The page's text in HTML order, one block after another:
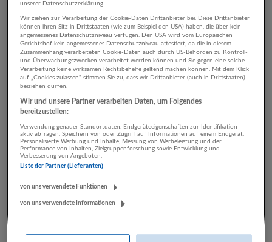
1 Pflege, Gesundheit, Soziales
Verkehr Unternehmen
LUGSTEIN CONSULTING
Bau | Beherbergung und Gastronomie | Einzelhandel |
unserer Datenschutzerklärung.
Wir ziehen zur Verarbeitung der Cookie-Daten Drittanbieter bei. Diese Drittanbieter
können ihren Sitz in Drittstaaten (wie zum Beispiel den USA) haben, die über kein
angemessenes Datenschutzniveau verfügen. Den USA wird vom Europäischen
Gerichtshof kein angemessenes Datenschutzniveau attestiert, da die in diesem
Zusammenhang verarbeiteten Cookie-Daten auch durch US-Behörden zu Kontroll-
und Überwachungszwecken verarbeitet werden können und Sie gegen eine solche
Verarbeitung keine wirksamen Rechtsbehelfe geltend machen können. Mit dem Klick
auf „Cookies zulassen“ stimmen Sie zu, dass wir Drittanbieter (auch in Drittstaaten)
beiziehen dürfen.
Wir und unsere Partner verarbeiten Daten, um Folgendes
bereitzustellen:
Verwendung genauer Standortdaten. Endgeräteeigenschaften zur Identifikation
aktiv abfragen. Speichern von oder Zugriff auf Informationen auf einem Endgerät.
Personalisierte Werbung und Inhalte, Messung von Werbeleistung und der
Performance von Inhalten, Zielgruppenforschung sowie Entwicklung und
Verbesserung von Angeboten.
Liste der Partner (Lieferanten)
von uns verwendete Funktionen
von uns verwendete Informationen